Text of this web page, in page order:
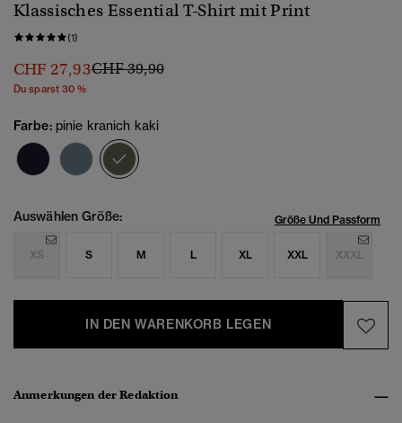
Klassisches Essential T-Shirt mit Print
(1)
CHF 27,93Preis wurde reduziert von
CHF 39,90bis
Du sparst 30 %
Farbe: pinie kranich kaki
Auswählen Größe: Größe Und Passform
XS S M L XL XXL XXXL
IN DEN WARENKORB LEGEN
Anmerkungen der Redaktion